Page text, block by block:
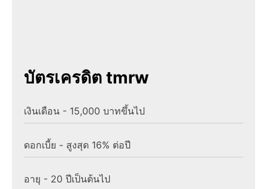
บัตรเครดิต tmrw
เงินเดือน - 15,000 บาทขึ้นไป
ดอกเบี้ย - สูงสุด 16% ต่อปี
อายุ - 20 ปีเป็นต้นไป